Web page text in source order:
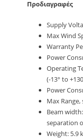
Προδιαγραφές
Supply
Max Wind
Warranty
Power
Operating
(-13° to
Power
Max Range,
Beam
separation
Weight: 5.9